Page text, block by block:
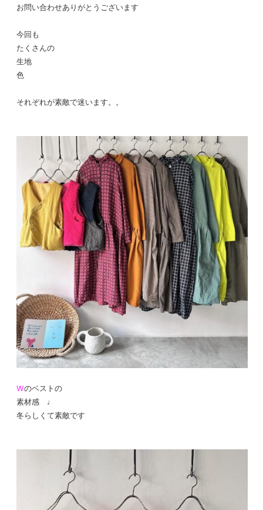
お問い合わせありがとうございます
今回も
たくさんの
生地
色
それぞれが素敵で迷います。。
Wのベストの
素材感 ♩
冬らしくて素敵です